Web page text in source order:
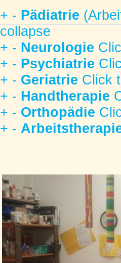
+ - Pädiatrie
collapse
+ - Neurologie
+ - Psychiatrie
+ - Geriatrie Click
+ - Handtherapie
+ - Orthopädie
+ -